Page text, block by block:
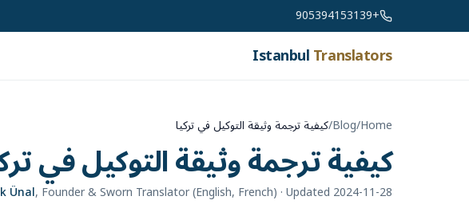
Skip to content
+905394153139
IstanbulTranslators
Home
/
Blog
/كيفية ترجمة وثيقة التوكيل في تركيا
كيفية ترجمة وثيقة التوكيل في Ünal, Founder & Sworn Translator (English, French) · Updated 2024-11-28